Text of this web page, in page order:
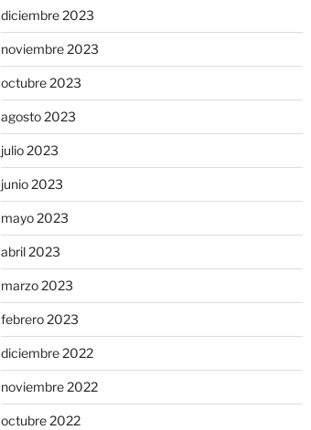
diciembre 2023
noviembre 2023
octubre 2023
agosto 2023
julio 2023
junio 2023
mayo 2023
abril 2023
marzo 2023
febrero 2023
diciembre 2022
noviembre 2022
octubre 2022